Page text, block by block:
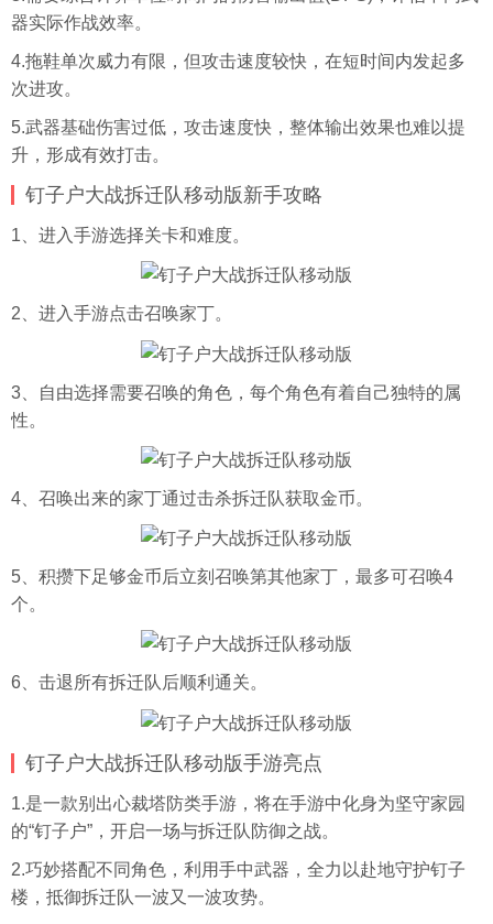
器实际作战效率。
4.拖鞋单次威力有限，但攻击速度较快，在短时间内发起多
次进攻。
5.武器基础伤害过低，攻击速度快，整体输出效果也难以提
升，形成有效打击。
钉子户大战拆迁队移动版新手攻略
1、进入手游选择关卡和难度。
2、进入手游点击召唤家丁。
3、自由选择需要召唤的角色，每个角色有着自己独特的属
性。
4、召唤出来的家丁通过击杀拆迁队获取金币。
5、积攒下足够金币后立刻召唤第其他家丁，最多可召唤4
个。
6、击退所有拆迁队后顺利通关。
钉子户大战拆迁队移动版手游亮点
1.是一款别出心裁塔防类手游，将在手游中化身为坚守家园
的“钉子户”，开启一场与拆迁队防御之战。
2.巧妙搭配不同角色，利用手中武器，全力以赴地守护钉子
楼，抵御拆迁队一波又一波攻势。